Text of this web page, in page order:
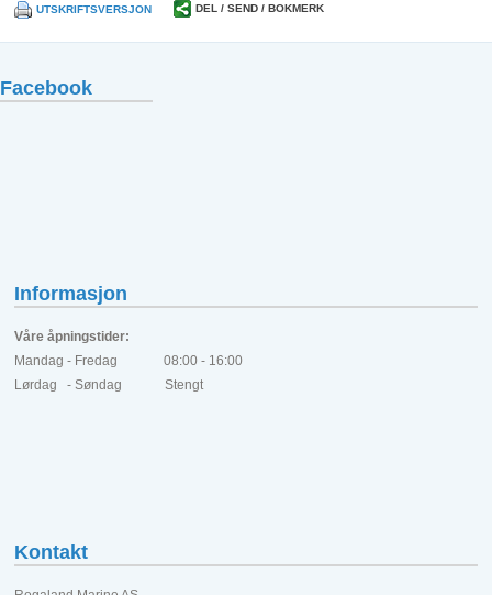
UTSKRIFTSVERSJON DEL / SEND / BOKMERK
Facebook
Informasjon
Våre åpningstider:
Mandag - Fredag 08:00 - 16:00
Lørdag - Søndag Stengt
Kontakt